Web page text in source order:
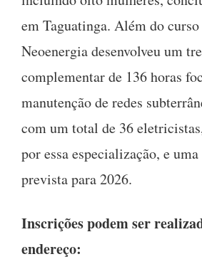
em Taguatinga. Além do
Neoenergia desenvolveu um
complementar de 136 horas
manutenção de redes
com um total de 36
por essa especialização, e
prevista para 2026.
Inscrições podem ser
endereço: